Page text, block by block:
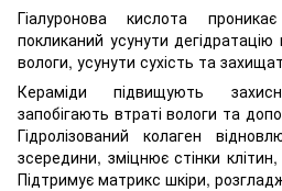
Гіалуронова кислота
покликаний усунути
вологи, усунути сухість та
Кераміди підвищують
запобігають втраті вологи та
Гідролізований колаген
зсередини, зміцнює стінки
Підтримує матрикс шкіри,